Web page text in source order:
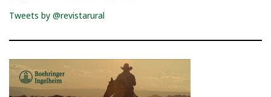
Tweets by @revistarural